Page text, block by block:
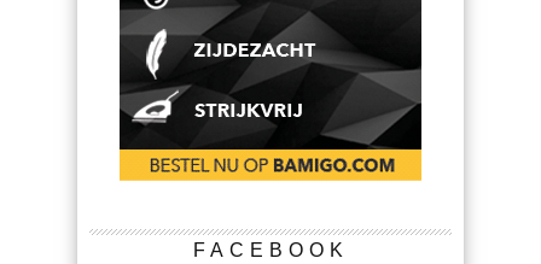
FACEBOOK